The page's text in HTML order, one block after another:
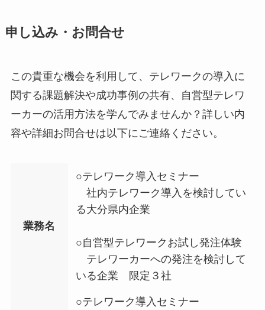
申し込み・お問合せ
この貴重な機会を利用して、テレワークの導入に
関する課題解決や成功事例の共有、自営型テレワ
ーカーの活用方法を学んでみませんか？詳しい内
容や詳細お問合せは以下にご連絡ください。
業務名
○テレワーク導入セミナー
社内テレワーク導入を検討してい
る大分県内企業
○自営型テレワークお試し発注体験
テレワーカーへの発注を検討して
いる企業 限定３社
○テレワーク導入セミナー